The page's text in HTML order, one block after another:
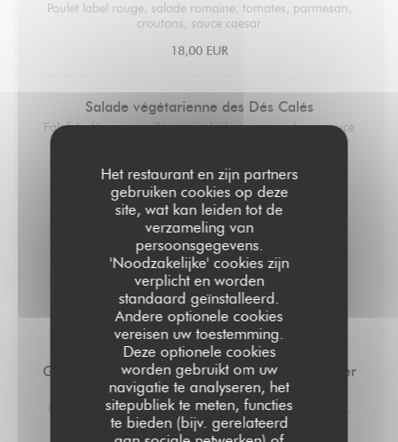
Het restaurant en zijn partners
gebruiken cookies op deze
site, wat kan leiden tot de
verzameling van
persoonsgegevens.
'Noodzakelijke' cookies zijn
verplicht en worden
standaard geïnstalleerd.
Andere optionele cookies
vereisen uw toestemming.
Deze optionele cookies
worden gebruikt om uw
navigatie te analyseren, het
sitepubliek te meten, functies
te bieden (bijv. gerelateerd
Poulet label rouge, salade romaine, tomates, parmesan,
croutons, sauce caesar
18,00 EUR
Salade végétarienne des Dés Calés
Falafels, légumes grillés, pois chiches, concombres, sauce
18,00 EUR
Saucisse 170gr
Ecrasé de pommes de terre
19,00 EUR
LES DESSERTS
Glaces et sorbets préparés par un artisan glacier
(2 boules)
Chocolat, vanille, noix de coco, framboise, citron, fraise,
mangue, café